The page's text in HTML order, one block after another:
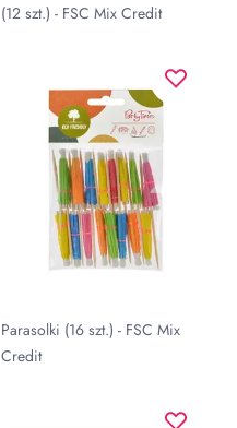
(12 szt.) - FSC Mix Credit
Parasolki (16 szt.) - FSC Mix
Credit